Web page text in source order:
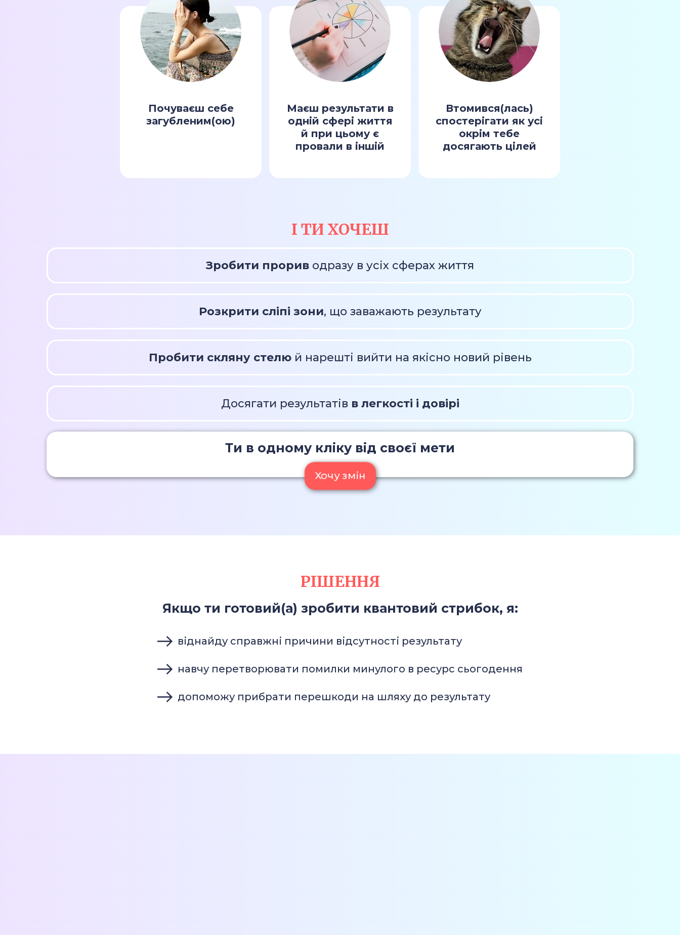
Почуваєш себе
загубленим(ою)
Маєш результати в
одній сфері життя
й при цьому є
провали в іншій
Втомився(лась)
спостерігати як усі
окрім тебе
досягають цілей
І ТИ ХОЧЕШ
Зробити прорив одразу в усіх сферах життя
Розкрити сліпі зони, що заважають результату
Пробити скляну стелюй нарешті вийти на якісно новий рівень
Досягати результатів в легкості і довірі
Ти в одному кліку від своєї мети
Хочу змін
РІШЕННЯ
Якщо ти готовий(а) зробити квантовий стрибок, я:
віднайду справжні причини відсутності результату
навчу перетворювати помилки минулого в ресурс сьогодення
допоможу прибрати перешкоди на шляху до результату